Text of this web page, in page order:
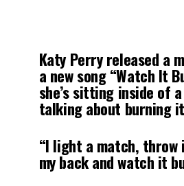
Katy Perry released a
a new song “Watch It
she’s sitting inside of
talking about burning
“I light a match, throw
my back and watch it